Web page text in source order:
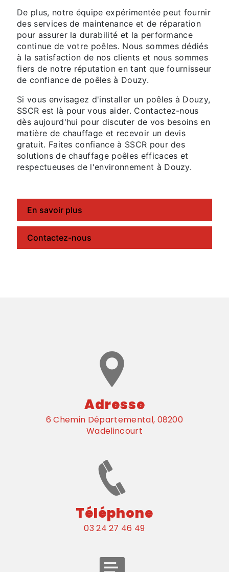
De plus, notre équipe expérimentée peut fournir
des services de maintenance et de réparation
pour assurer la durabilité et la performance
continue de votre poêles. Nous sommes dédiés
à la satisfaction de nos clients et nous sommes
fiers de notre réputation en tant que fournisseur
de confiance de poêles à Douzy.
Si vous envisagez d'installer un poêles à Douzy,
SSCR est là pour vous aider. Contactez-nous
dès aujourd'hui pour discuter de vos besoins en
matière de chauffage et recevoir un devis
gratuit. Faites confiance à SSCR pour des
solutions de chauffage poêles efficaces et
respectueuses de l'environnement à Douzy.
En savoir plus
Contactez-nous
Adresse
6 Chemin Départemental, 08200
Wadelincourt
Téléphone
03 24 27 46 49